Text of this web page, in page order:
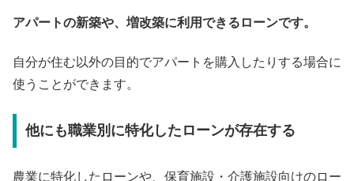
アパートの新築や、増改築に利用できるローンです。
自分が住む以外の目的でアパートを購入したりする場合に
使うことができます。
他にも職業別に特化したローンが存在する
農業に特化したローンや、保育施設・介護施設向けのロー